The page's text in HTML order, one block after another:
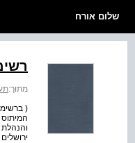
שלום אורח
מתוך:
(
והנהלת